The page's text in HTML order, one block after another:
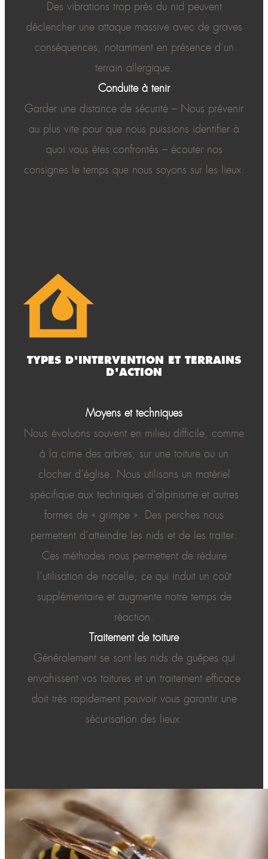
Des vibrations trop près du nid peuvent
déclencher une attaque massive avec de graves
conséquences, notamment en présence d’un
terrain allergique.
Conduite à tenir
Garder une distance de sécurité – Nous prévenir
au plus vite pour que nous puissions identifier à
quoi vous êtes confrontés – écouter nos
consignes le temps que nous soyons sur les lieux.
TYPES D'INTERVENTION ET TERRAINS
D'ACTION
Moyens et techniques
Nous évoluons souvent en milieu difficile, comme
à la cime des arbres, sur une toiture ou un
clocher d’église. Nous utilisons un matériel
spécifique aux techniques d’alpinisme et autres
formes de « grimpe ». Des perches nous
permettent d’atteindre les nids et de les traiter.
Ces méthodes nous permettent de réduire
l’utilisation de nacelle, ce qui induit un coût
supplémentaire et augmente notre temps de
réaction.
Traitement de toiture
Généralement se sont les nids de guêpes qui
envahissent vos toitures et un traitement efficace
doit très rapidement pouvoir vous garantir une
sécurisation des lieux.